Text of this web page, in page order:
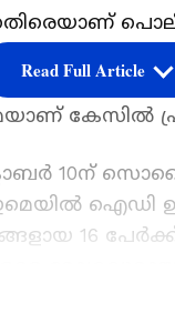
കഴിഞ്ഞ മൂന്ന്
കേസിൽ
10ന്
ഐഡി
16
Read Full Article